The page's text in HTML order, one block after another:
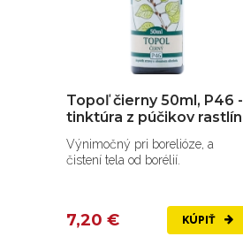
Topoľ čierny 50ml, P46 -
tinktúra z púčikov rastlín
Výnimočný pri borelióze, a
čistení tela od borélií.
7,20 € KÚPIŤ